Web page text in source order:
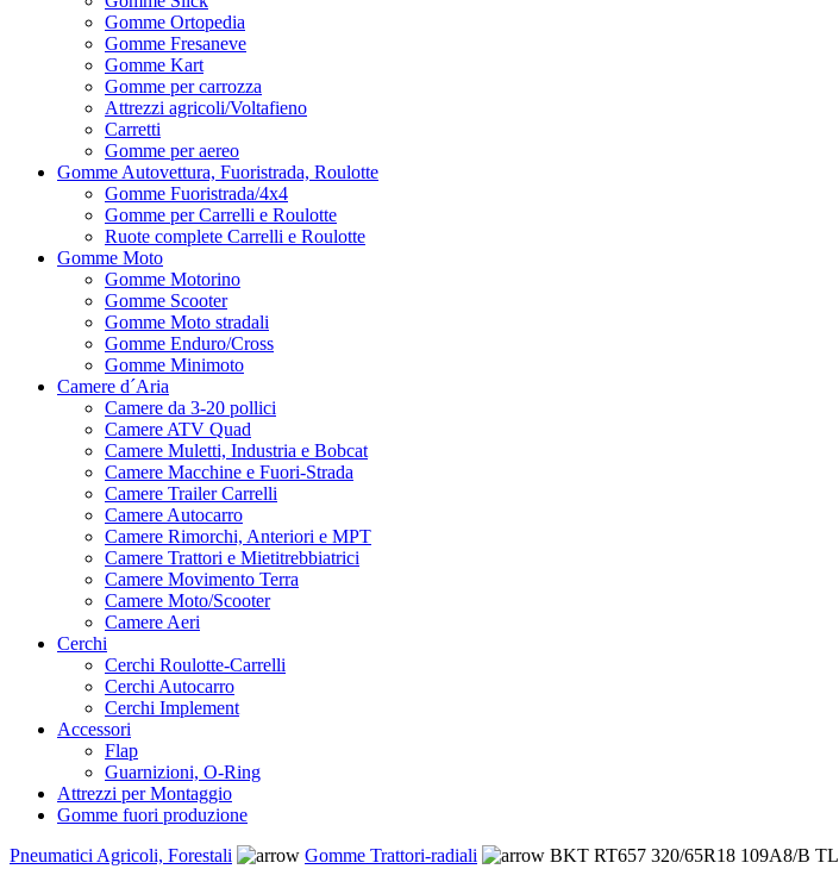
Gomme Ortopedia
Gomme Fresaneve
Gomme Kart
Gomme per carrozza
Attrezzi agricoli/Voltafieno
Carretti
Gomme per aereo
Gomme Autovettura, Fuoristrada, Roulotte
Gomme Fuoristrada/4x4
Gomme per Carrelli e Roulotte
Ruote complete Carrelli e Roulotte
Gomme Moto
Gomme Motorino
Gomme Scooter
Gomme Moto stradali
Gomme Enduro/Cross
Gomme Minimoto
Camere d´Aria
Camere da 3-20 pollici
Camere ATV Quad
Camere Muletti, Industria e Bobcat
Camere Macchine e Fuori-Strada
Camere Trailer Carrelli
Camere Autocarro
Camere Rimorchi, Anteriori e MPT
Camere Trattori e Mietitrebbiatrici
Camere Movimento Terra
Camere Moto/Scooter
Camere Aeri
Cerchi
Cerchi Roulotte-Carrelli
Cerchi Autocarro
Cerchi Implement
Accessori
Flap
Guarnizioni, O-Ring
Attrezzi per Montaggio
Gomme fuori produzione
Pneumatici Agricoli, Forestali
Gomme Trattori-radiali BKT RT657 320/65R18 109A8/B TL